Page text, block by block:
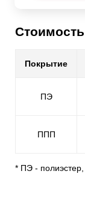
Покрытие
ПЭ
ППП
* ПЭ -